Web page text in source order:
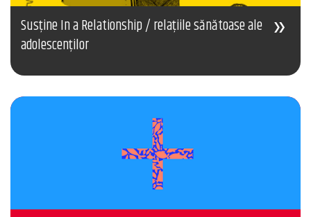
Susține In a Relationship / relațiile sănătoase ale
adolescenților